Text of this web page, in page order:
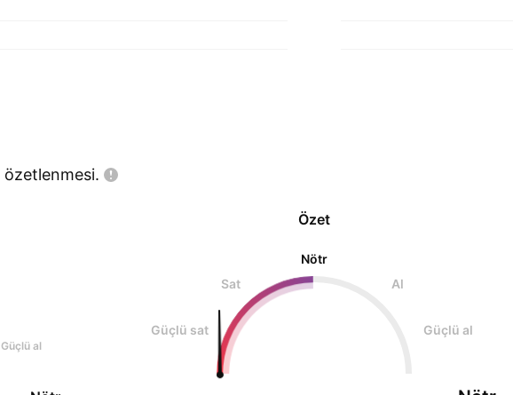
özetlenmesi.
Güçlü al
Özet
Nötr
Sat
Al
Güçlü sat Güçlü al